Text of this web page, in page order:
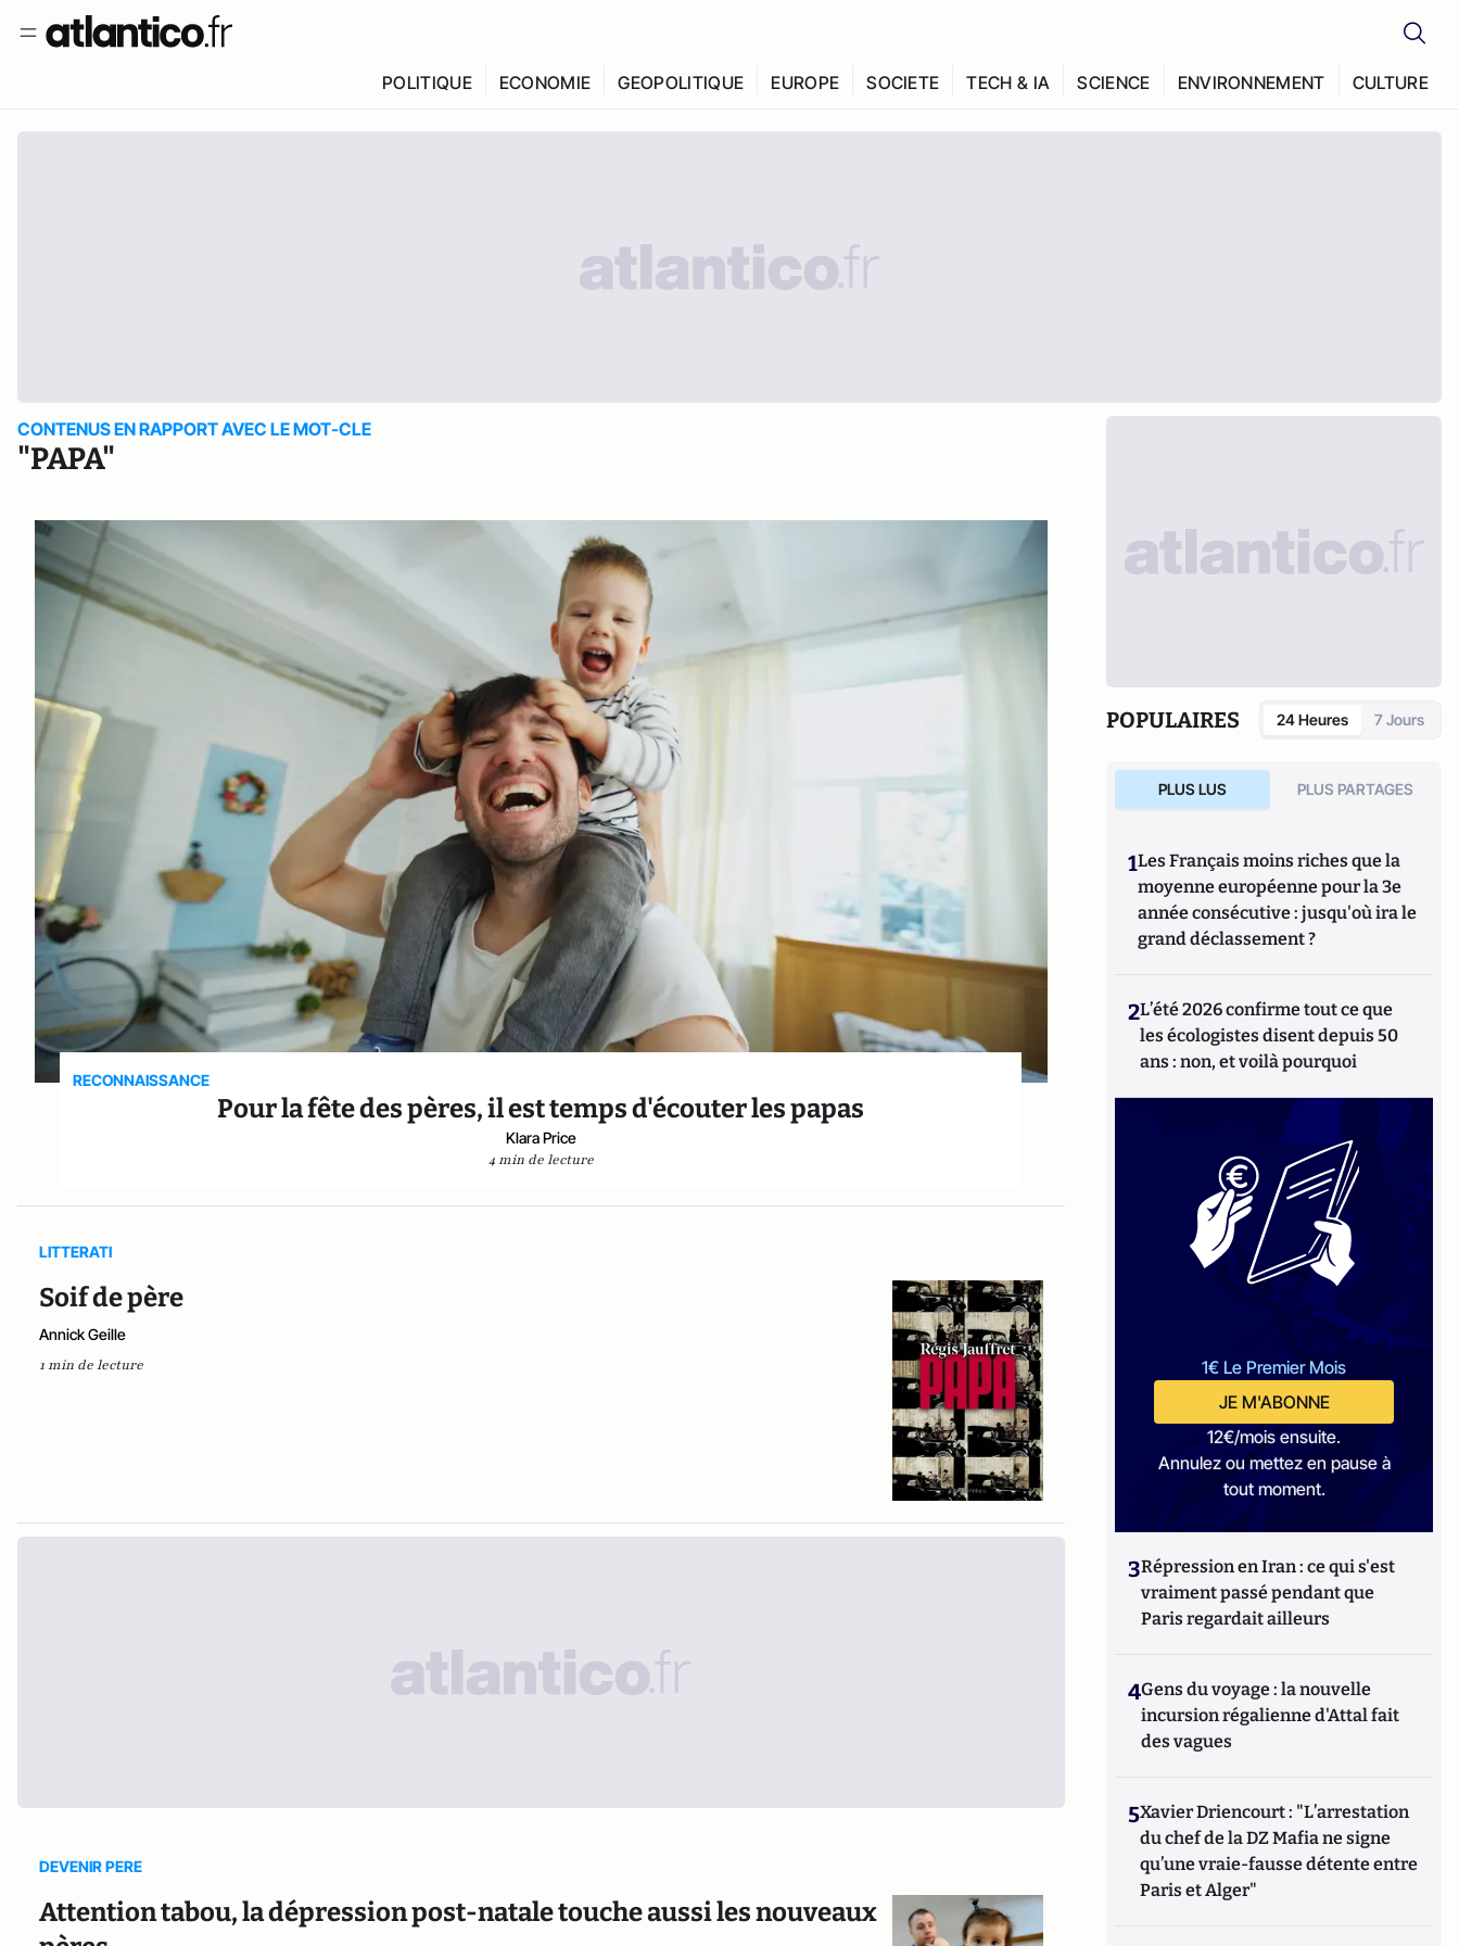
POLITIQUE ECONOMIE GEOPOLITIQUE EUROPE SOCIETE TECH & IA SCIENCE ENVIRONNEMENT CULTURE
CONTENUS EN RAPPORT AVEC LE MOT-CLE
"PAPA"
RECONNAISSANCE
Pour la fête des pères, il est temps d'écouter les papas
Klara Price
4 min de lecture
LITTERATI
Soif de père
Annick Geille
1 min de lecture
DEVENIR PERE
Attention tabou, la dépression post-natale touche aussi les nouveaux
POPULAIRES 24 Heures 7 Jours
PLUS LUS PLUS PARTAGES
1Les Français moins riches que la
moyenne européenne pour la 3e
année consécutive : jusqu'où ira le
grand déclassement ?
2L’été 2026 confirme tout ce que
les écologistes disent depuis 50
ans : non, et voilà pourquoi
1€ Le Premier Mois
JE M'ABONNE
12€/mois ensuite.
Annulez ou mettez en pause à
tout moment.
3Répression en Iran : ce qui s'est
vraiment passé pendant que
Paris regardait ailleurs
4Gens du voyage : la nouvelle
incursion régalienne d'Attal fait
des vagues
5Xavier Driencourt : "L’arrestation
du chef de la DZ Mafia ne signe
qu’une vraie-fausse détente entre
Paris et Alger"